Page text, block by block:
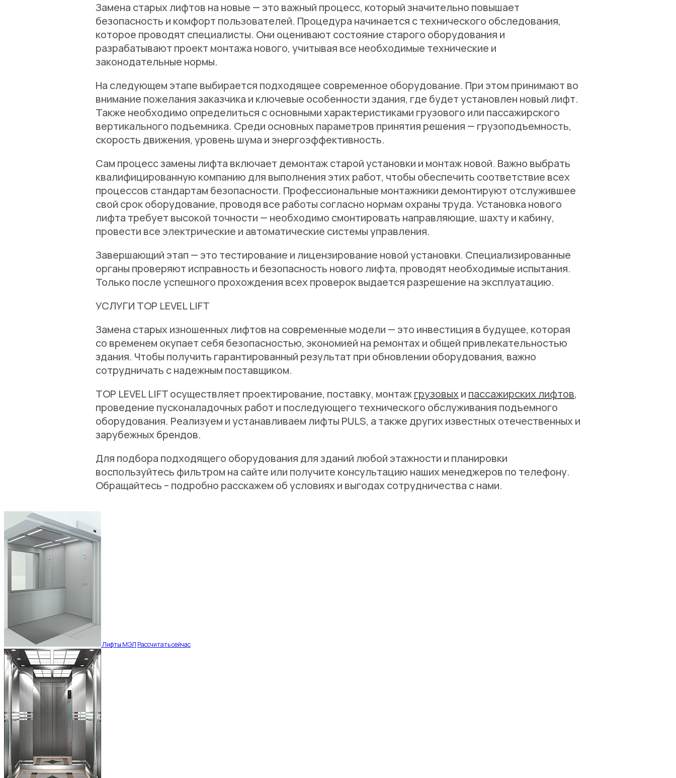
Замена старых лифтов на новые — это важный процесс, который значительно повышает
безопасность и комфорт пользователей. Процедура начинается с технического обследования,
которое проводят специалисты. Они оценивают состояние старого оборудования и
разрабатывают проект монтажа нового, учитывая все необходимые технические и
законодательные нормы.
На следующем этапе выбирается подходящее современное оборудование. При этом принимают во
внимание пожелания заказчика и ключевые особенности здания, где будет установлен новый лифт.
Также необходимо определиться с основными характеристиками грузового или пассажирского
вертикального подъемника. Среди основных параметров принятия решения — грузоподъемность,
скорость движения, уровень шума и энергоэффективность.
Сам процесс замены лифта включает демонтаж старой установки и монтаж новой. Важно выбрать
квалифицированную компанию для выполнения этих работ, чтобы обеспечить соответствие всех
процессов стандартам безопасности. Профессиональные монтажники демонтируют отслужившее
свой срок оборудование, проводя все работы согласно нормам охраны труда. Установка нового
лифта требует высокой точности — необходимо смонтировать направляющие, шахту и кабину,
провести все электрические и автоматические системы управления.
Завершающий этап — это тестирование и лицензирование новой установки. Специализированные
органы проверяют исправность и безопасность нового лифта, проводят необходимые испытания.
Только после успешного прохождения всех проверок выдается разрешение на эксплуатацию.
УСЛУГИ TOP LEVEL LIFT
Замена старых изношенных лифтов на современные модели — это инвестиция в будущее, которая
со временем окупает себя безопасностью, экономией на ремонтах и общей привлекательностью
здания. Чтобы получить гарантированный результат при обновлении оборудования, важно
сотрудничать с надежным поставщиком.
TOP LEVEL LIFT осуществляет проектирование, поставку, монтажгрузовыхи пассажирских лифтов,
проведение пусконаладочных работ и последующего технического обслуживания подъемного
оборудования. Реализуем и устанавливаем лифты PULS, а также других известных отечественных и
зарубежных брендов.
Для подбора подходящего оборудования для зданий любой этажности и планировки
воспользуйтесь фильтром на сайте или получите консультацию наших менеджеров по телефону.
Обращайтесь – подробно расскажем об условиях и выгодах сотрудничества с нами.
Лифты МЭЛ Рассчитать сейчас